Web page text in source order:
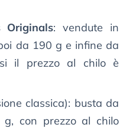
Originals: vendute in
da 190 g e infine da
il prezzo al chilo è
classica): busta da
con prezzo al chilo